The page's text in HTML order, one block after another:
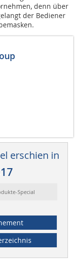
denn über
der Bediener
erschien in
Special